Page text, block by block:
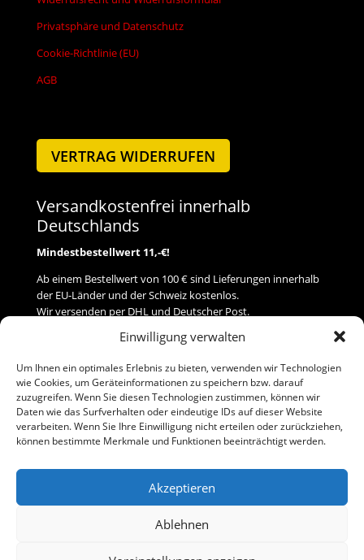
Einwilligung verwalten
Um Ihnen ein optimales Erlebnis zu bieten, verwenden wir Technologien
wie Cookies, um Geräteinformationen zu speichern bzw. darauf
zuzugreifen. Wenn Sie diesen Technologien zustimmen, können wir
Daten wie das Surfverhalten oder eindeutige IDs auf dieser Website
verarbeiten. Wenn Sie Ihre Einwilligung nicht erteilen oder zurückziehen,
können bestimmte Merkmale und Funktionen beeinträchtigt werden.
Akzeptieren
Ablehnen
Privatsphäre und Datenschutz
Cookie-Richtlinie (EU)
AGB
VERTRAG WIDERRUFEN
Versandkostenfrei innerhalb
Deutschlands
Mindestbestellwert 11,-€!
Ab einem Bestellwert von 100 € sind Lieferungen innerhalb
der EU-Länder und der Schweiz kostenlos.
Wir versenden per DHL und Deutscher Post.
Versand
Zahlung
Baumann Modellspielwaren
Telefon (0 91 61) 33 84